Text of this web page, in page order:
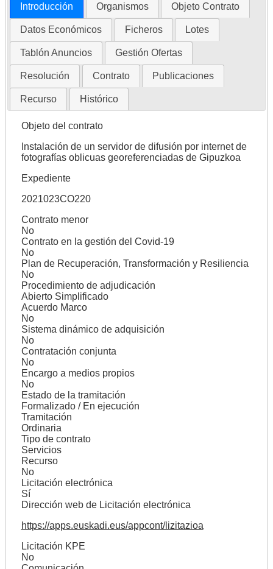
Introducción Organismos Objeto Contrato
Datos Económicos Ficheros Lotes
Tablón Anuncios Gestión Ofertas
Resolución Contrato Publicaciones
Recurso Histórico
Objeto del contrato
Instalación de un servidor de difusión por internet de
fotografías oblicuas georeferenciadas de Gipuzkoa
Expediente
2021023CO220
Contrato menor
No
Contrato en la gestión del Covid-19
No
Plan de Recuperación, Transformación y Resiliencia
No
Procedimiento de adjudicación
Abierto Simplificado
Acuerdo Marco
No
Sistema dinámico de adquisición
No
Contratación conjunta
No
Encargo a medios propios
No
Estado de la tramitación
Formalizado / En ejecución
Tramitación
Ordinaria
Tipo de contrato
Servicios
Recurso
No
Licitación electrónica
Sí
Dirección web de Licitación electrónica
https://apps.euskadi.eus/appcont/lizitazioa
Licitación KPE
No